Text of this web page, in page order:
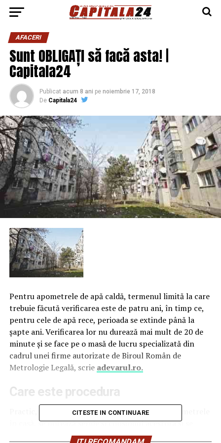
AFACERI
Sunt OBLIGAȚI să facă asta! |
Capitala24
Publicat acum 8 ani pe noiembrie 17, 2018
De Capitala24
Pentru apometrele de apă caldă, termenul limită la care
trebuie făcută verificarea este de patru ani, în timp ce,
pentru cele de apă rece, perioada se extinde până la
şapte ani. Verificarea lor nu durează mai mult de 20 de
minute şi se face pe o masă de lucru specializată din
cadrul unei firme autorizate de Biroul Român de
Metrologie Legală, scrie adevarul.ro.
Care este procedura
ractic, se identifică locul unde sunt situate apometrele
în casă, se notează seriile şi consumul acestora şi se
trece la demontare. Pe perioada în care apometrele nu
CITESTE IN CONTINUARE